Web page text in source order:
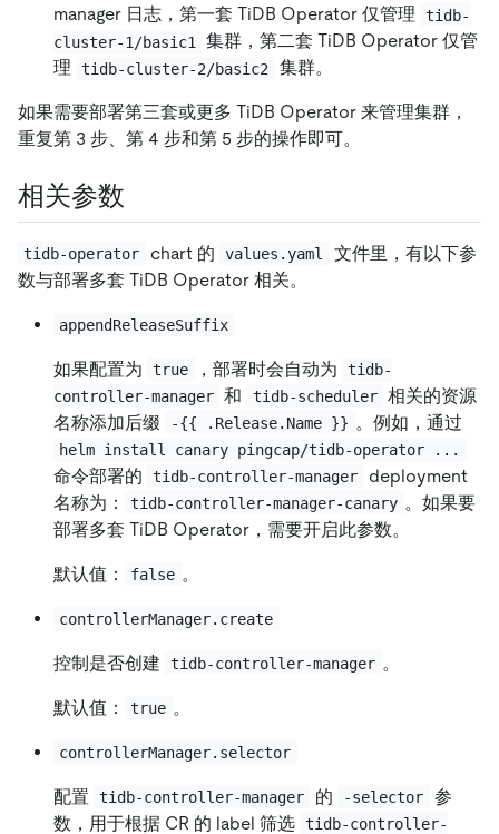
manager 日志，第一套 TiDB Operator 仅管理
tidb-
cluster-1/basic1
集群，第二套 TiDB Operator 仅管
理
tidb-cluster-2/basic2 集群。
如果需要部署第三套或更多 TiDB Operator 来管理集群，
重复第 3 步、第 4 步和第 5 步的操作即可。
相关参数
tidb-operator chart 的 values.yaml
文件里，有以下参
数与部署多套 TiDB Operator 相关。
appendReleaseSuffix
如果配置为 true ，部署时会自动为
tidb-
controller-manager 和 tidb-scheduler 相关的资源
名称添加后缀
-{{ .Release.Name }} 。例如，通过
helm install canary pingcap/tidb-operator ...
命令部署的 tidb-controller-manager
deployment
名称为：
tidb-controller-manager-canary 。如果要
部署多套 TiDB Operator，需要开启此参数。
默认值： false 。
controllerManager.create
控制是否创建 tidb-controller-manager 。
默认值： true 。
controllerManager.selector
配置 tidb-controller-manager 的 -selector
参
数，用于根据 CR 的 label 筛选 tidb-controller-